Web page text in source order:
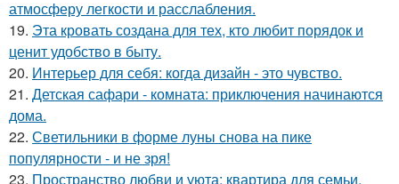
атмосферу легкости и расслабления.
19. Эта кровать создана для тех, кто любит порядок и
ценит удобство в быту.
20. Интерьер для себя: когда дизайн - это чувство.
21. Детская сафари - комната: приключения начинаются
дома.
22. Светильники в форме луны снова на пике
популярности - и не зря!
23. Пространство любви и уюта: квартира для семьи.